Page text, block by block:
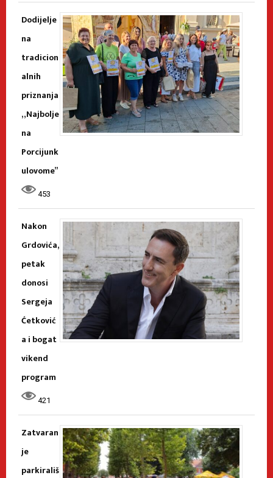
Dodijelje
na
tradicion
alnih
priznanja
„Najbolje
na
Porcijunk
ulovome”
453
Nakon
Grdovića,
petak
donosi
Sergeja
Ćetković
a i bogat
vikend
program
421
Zatvaran
je
parkirališ